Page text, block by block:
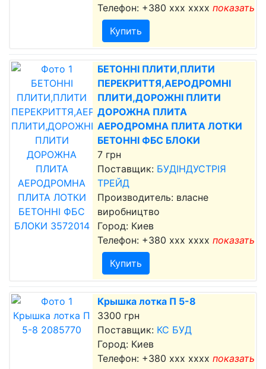
Телефон: +380 xxx xxxx показать
Купить
БЕТОННІ ПЛИТИ,ПЛИТИ
ПЕРЕКРИТТЯ,АЕРОДРОМНІ
ПЛИТИ,ДОРОЖНІ ПЛИТИ
ДОРОЖНА ПЛИТА
АЕРОДРОМНА ПЛИТА ЛОТКИ
БЕТОННІ ФБС БЛОКИ
7 грн
Поставщик: БУДІНДУСТРІЯ
ТРЕЙД
Производитель: власне
виробництво
Город: Киев
Телефон: +380 xxx xxxx показать
Купить
Крышка лотка П 5-8
3300 грн
Поставщик: КС БУД
Город: Киев
Телефон: +380 xxx xxxx показать